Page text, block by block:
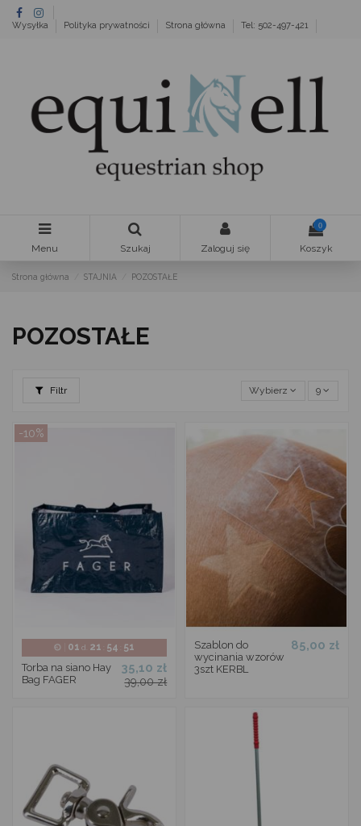
Wysyłka Polityka prywatności Strona główna Tel: 502-497-421
Menu Szukaj Zaloguj się
0
Koszyk
Strona główna STAJNIA POZOSTAŁE
POZOSTAŁE
Filtr Wybierz 9
-10%
01 d. 21 54 51
Torba na siano Hay
Bag FAGER
35,10 zł
39,00 zł
Szablon do
wycinania wzorów
3szt KERBL
85,00 zł